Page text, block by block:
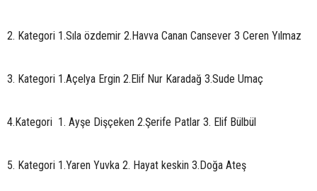
2. Kategori 1.Sıla özdemir 2.Havva Canan Cansever 3 Ceren Yılmaz
3. Kategori 1.Açelya Ergin 2.Elif Nur Karadağ 3.Sude Umaç
4.Kategori 1. Ayşe Dişçeken 2.Şerife Patlar 3. Elif Bülbül
5. Kategori 1.Yaren Yuvka 2. Hayat keskin 3.Doğa Ateş